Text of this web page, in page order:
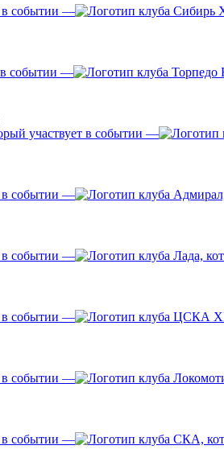
—
—
—
—
—
—
—
—